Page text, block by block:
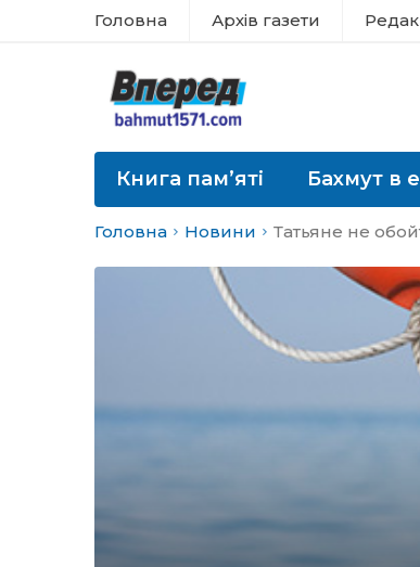
Головна Архів газети
Книга пам’яті Бахмут в
Головна Новини Татьяне не